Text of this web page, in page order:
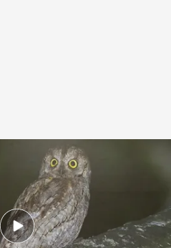
Arce y Marta Reyero
Cuatro
con el lanzamiento de